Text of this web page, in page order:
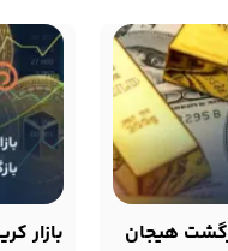
هیجان
بازار